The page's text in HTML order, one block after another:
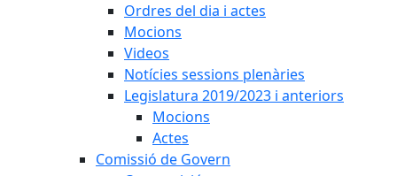
Ordres del dia i actes
Mocions
Videos
Notícies sessions plenàries
Legislatura 2019/2023 i anteriors
Mocions
Actes
Comissió de Govern